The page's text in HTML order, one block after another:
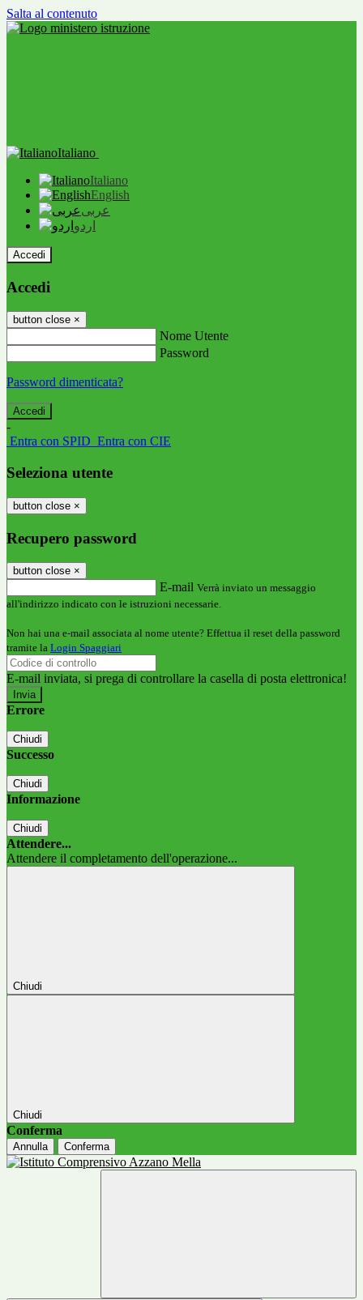
Salta al contenuto
Italiano
Italiano
English
عربى
اردو
Accedi
Accedi
button close ×
Nome Utente
Password
Password dimenticata?
-
Entra con SPID Entra con CIE
Seleziona utente
button close ×
Recupero password
button close ×
E-mail Verrà inviato un messaggio
all'indirizzo indicato con le istruzioni necessarie.
Non hai una e-mail associata al nome utente? Effettua il reset della password
tramite la Login Spaggiari
E-mail inviata, si prega di controllare la casella di posta elettronica!
Errore
Chiudi
Successo
Chiudi
Informazione
Chiudi
Attendere...
Attendere il completamento dell'operazione...
Chiudi
Chiudi
Conferma
Annulla Conferma